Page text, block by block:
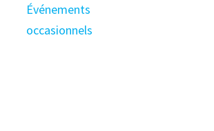
Événements
occasionnels